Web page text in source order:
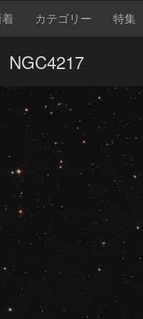
カテゴリー 特集
NGC4217